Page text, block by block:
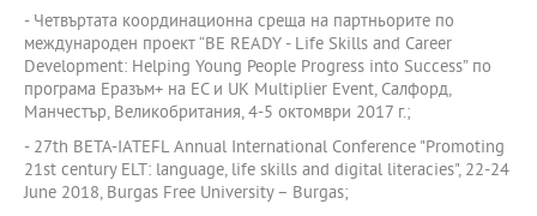
- Четвъртата координационна среща на партньорите по
международен проект “BE READY - Life Skills and Career
Development: Helping Young People Progress into Success” по
програма Еразъм+ на ЕС и UK Multiplier Event, Салфорд,
Манчестър, Великобритания, 4-5 октомври 2017 г.;
- 27th BETA-IATEFL Annual International Conference "Promoting
21st century ELT: language, life skills and digital literacies", 22-24
June 2018, Burgas Free University – Burgas;